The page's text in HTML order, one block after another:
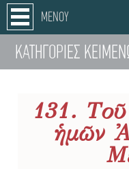
ΜΕΝΟΥ
ΚΑΤΗΓΟΡΙΕΣ
131.
ἡμῶν